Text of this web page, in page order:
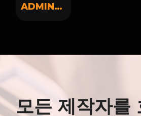
ADMIN737
모든 제작자를